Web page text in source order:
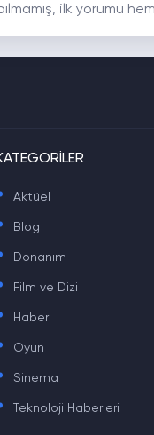
ilk yorumu
Aktüel
Blog
Donanım
Film ve Dizi
Haber
Oyun
Sinema
Teknoloji Haberleri